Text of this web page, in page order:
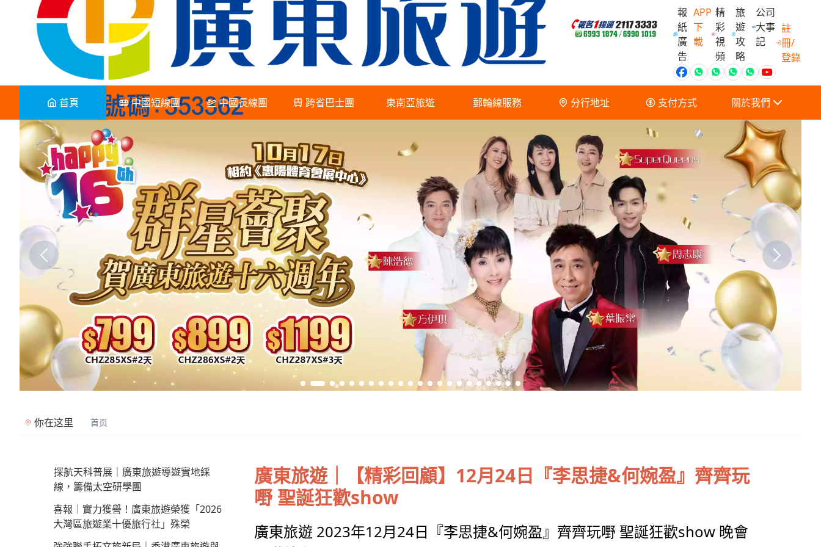
報
紙
廣
告
APP
下
載
精
彩
視
頻
旅
遊
攻
略
公司
大事
記
會員獨家
註
冊/
登錄
首頁 中國短線團 中國長線團 跨省巴士團 東南亞旅遊 郵輪線服務 分行地址 支付方式 關於我們
關於我們
服務條款及細則
你在这里 首页
探航天科普展｜廣東旅遊導遊實地綵
線，籌備太空研學團
喜報｜實力獲譽！廣東旅遊榮獲「2026
大灣區旅遊業十優旅行社」殊榮
廣東旅遊｜【精彩回顧】12月24日『李思捷&何婉盈』齊齊玩
嘢 聖誕狂歡show
廣東旅遊 2023年12月24日『李思捷&何婉盈』齊齊玩嘢 聖誕狂歡show 晚會